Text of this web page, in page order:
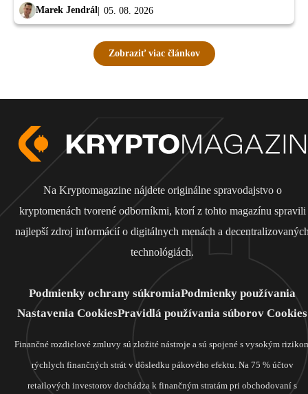
Marek Jendrál 05. 08. 2026
Zobraziť viac článkov
Na Kryptomagazine nájdete originálne spravodajstvo o
kryptomenách tvorené odborníkmi, ktorí z tohto magazínu spravili
najlepší zdroj informácií o digitálnych menách a
technológiách.
Podmienky ochrany súkromiaPodmienky používania
Nastavenia CookiesPravidlá používania súborov Cookies
Finančné rozdielové zmluvy sú zložité nástroje a sú spojené s vysokým
rýchlych finančných strát v dôsledku pákového efektu. Na 75 % účtov
retailových investorov dochádza k finančným stratám pri obchodovaní s